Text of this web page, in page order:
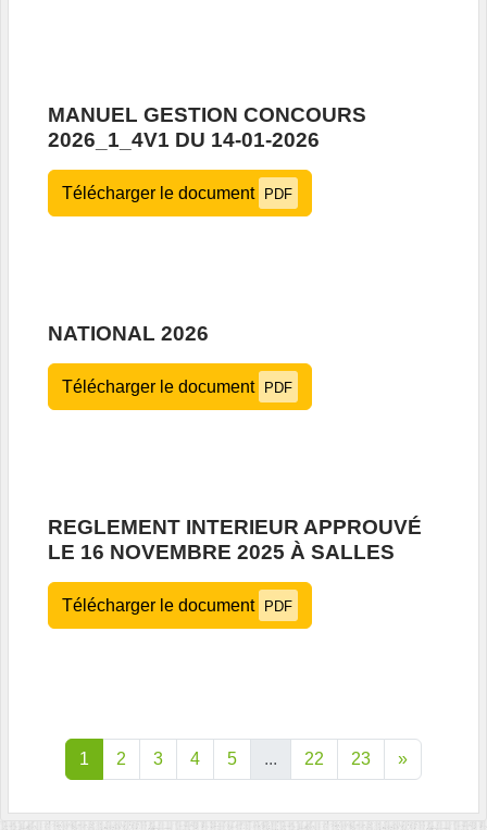
MANUEL GESTION CONCOURS
2026_1_4V1 DU 14-01-2026
Télécharger le document PDF
NATIONAL 2026
Télécharger le document PDF
REGLEMENT INTERIEUR APPROUVÉ
LE 16 NOVEMBRE 2025 À SALLES
Télécharger le document PDF
1 2 3 4 5 ... 22 23 »